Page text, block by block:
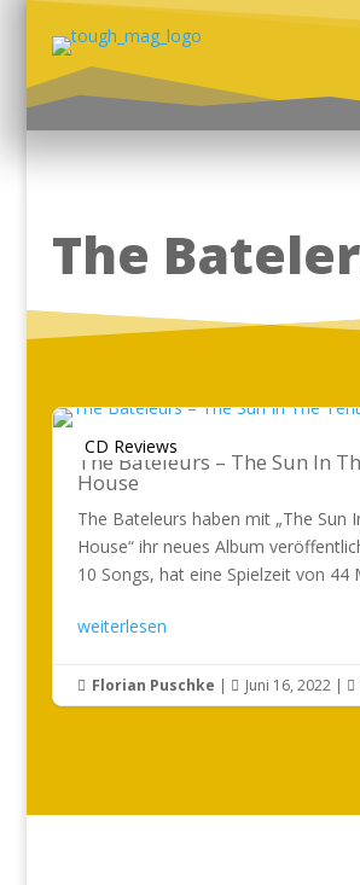
The
CD Reviews
The Bateleurs – The Sun In
House
The Bateleurs haben mit „The Sun
House“ ihr neues Album
10 Songs, hat eine Spielzeit von 44
weiterlesen
 Florian Puschke |  Juni 16, 2022| 